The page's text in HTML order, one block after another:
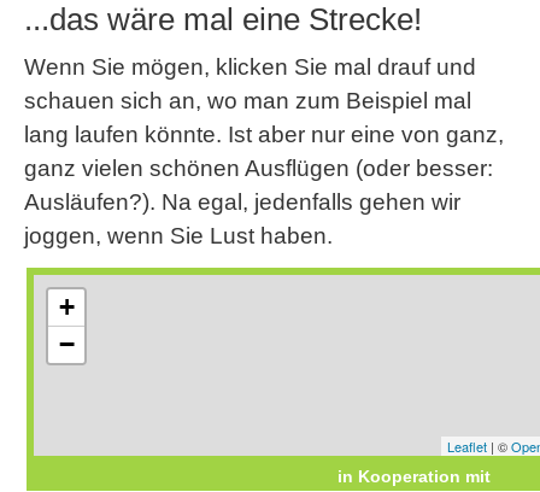
...das wäre mal eine Strecke!
Wenn Sie mögen, klicken Sie mal drauf und
schauen sich an, wo man zum Beispiel mal
lang laufen könnte. Ist aber nur eine von ganz,
ganz vielen schönen Ausflügen (oder besser:
Ausläufen?). Na egal, jedenfalls gehen wir
joggen, wenn Sie Lust haben.